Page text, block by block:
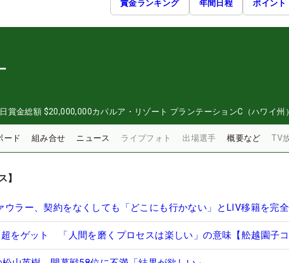
賞金ランキング 年間日程 ポイント
賞金総額 $20,000,000カパルア・リゾート プランテーションC（ハワイ州
ード 組み合せ ニュース ライブフォト 出場選手 概要など TV
】
ウラー、契約をなくしても「どこにも行かない」とLIV移籍を完
をゲット 「人間を磨くプロセスは楽しい」の意味【舩越園子